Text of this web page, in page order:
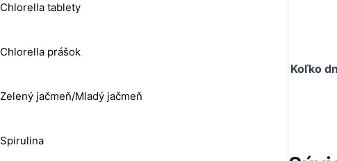
Chlorella tablety
Chlorella prášok
Zelený jačmeň/Mladý jačmeň
Spirulina
Koľko